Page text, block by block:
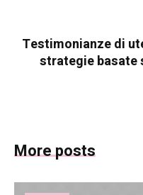
Testimonianze di
strategie basate
More posts